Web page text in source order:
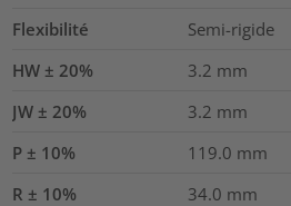
Flexibilité
Semi-rigide
HW ± 20%
3.2 mm
JW ± 20%
3.2 mm
P ± 10%
119.0 mm
R ± 10%
34.0 mm